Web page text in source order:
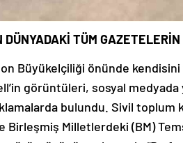
DÜNYADAKİ TÜM
Büyükelçiliği önünde
görüntüleri, sosyal
bulundu. Sivil
Birleşmiş Milletlerdeki (BM)